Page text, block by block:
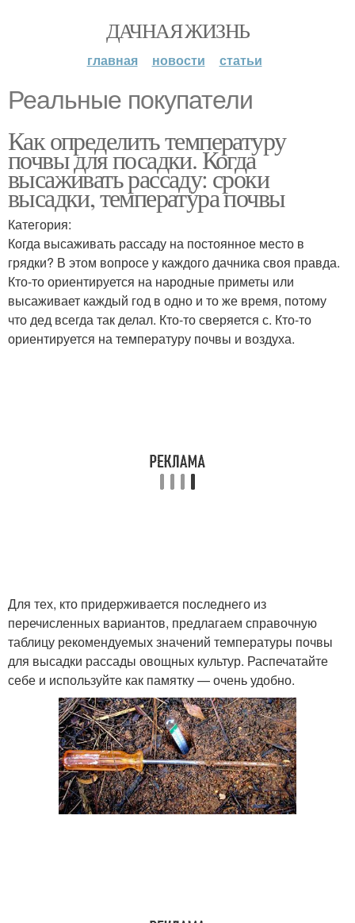
ДАЧНАЯ ЖИЗНЬ
главная новости статьи
Реальные покупатели
Как определить температуру
почвы для посадки. Когда
высаживать рассаду: сроки
высадки, температура почвы
Категория:
Когда высаживать рассаду на постоянное место в
грядки? В этом вопросе у каждого дачника своя правда.
Кто-то ориентируется на народные приметы или
высаживает каждый год в одно и то же время, потому
что дед всегда так делал. Кто-то сверяется с. Кто-то
ориентируется на температуру почвы и воздуха.
Для тех, кто придерживается последнего из
перечисленных вариантов, предлагаем справочную
таблицу рекомендуемых значений температуры почвы
для высадки рассады овощных культур. Распечатайте
себе и используйте как памятку — очень удобно.